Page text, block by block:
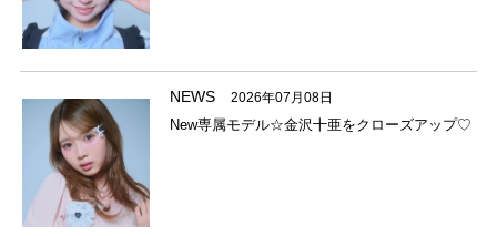
NEWS 2026年07月08日
New専属モデル☆金沢十亜をクローズアップ♡